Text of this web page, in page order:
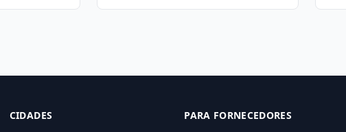
CIDADES
PARA FORNECEDORES